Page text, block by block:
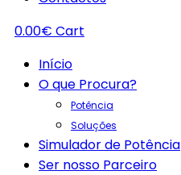
0.00€ Cart
Início
O que Procura?
Potência
Soluções
Simulador de Potência
Ser nosso Parceiro